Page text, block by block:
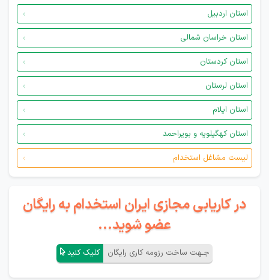
استان اردبیل
استان خراسان شمالی
استان کردستان
استان لرستان
استان ایلام
استان کهگیلویه و بویراحمد
لیست مشاغل استخدام
در کاریابی مجازی ایران استخدام به رایگان
عضو شوید...
جـهت ساخت رزومه کاری رایگان کلیک کنید